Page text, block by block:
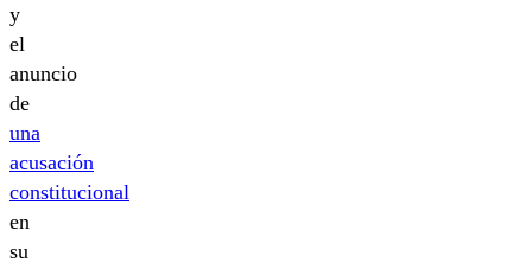
y
el
anuncio
de
una
acusación
constitucional
en
su